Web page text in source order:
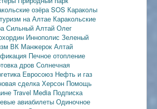
озёра SOS Караколы
на Алтае Каракольские
Сильный Алтай Олег
Иннополис Зеленый
ВК Манжерок Алтай
Печное отопление
дров Солнечная
Евросоюз Нефть и газ
сделка Херсон Помощь
Travel Media Подписка
авиабилеты Одиночное